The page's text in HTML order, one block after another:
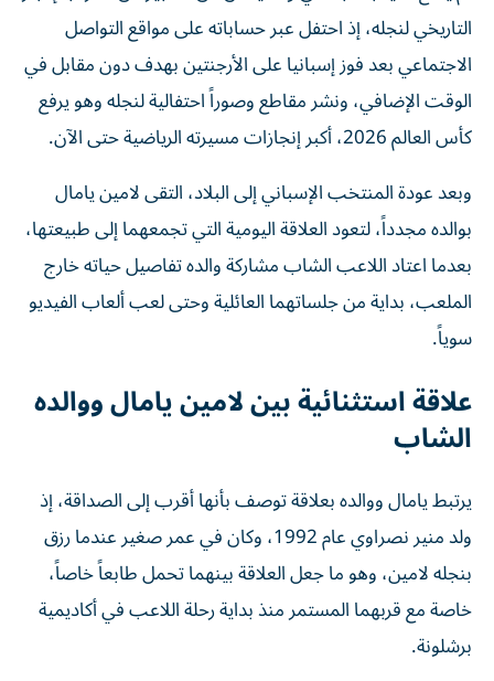
التاريخي لنجله، إذ احتفل عبر حساباته على مواقع التواصل
الاجتماعي بعد فوز إسبانيا على الأرجنتين بهدف دون مقابل في
الوقت الإضافي، ونشر مقاطع وصوراً احتفالية لنجله وهو يرفع
كأس العالم 2026، أكبر إنجازات مسيرته الرياضية حتى الآن.
وبعد عودة المنتخب الإسباني إلى البلاد، التقى لامين يامال
بوالده مجدداً، لتعود العلاقة اليومية التي تجمعهما إلى طبيعتها،
بعدما اعتاد اللاعب الشاب مشاركة والده تفاصيل حياته خارج
الملعب، بداية من جلساتهما العائلية وحتى لعب ألعاب الفيديو
سوياً.
علاقة استثنائية بين لامين يامال ووالده
الشاب
يرتبط يامال ووالده بعلاقة توصف بأنها أقرب إلى الصداقة، إذ
ولد منير نصراوي عام 1992، وكان في عمر صغير عندما رزق
بنجله لامين، وهو ما جعل العلاقة بينهما تحمل طابعاً خاصاً،
خاصة مع قربهما المستمر منذ بداية رحلة اللاعب في أكاديمية
برشلونة.